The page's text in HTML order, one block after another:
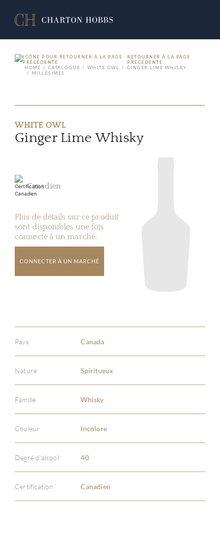
RETOURNER À LA PAGE
PRÉCÉDENTE
HOME
CATALOGUE WHITE OWL
GINGER LIME WHISKY
MILLÉSIMES
WHITE OWL
Ginger Lime Whisky
Canadien
Plus de détails sur ce produit
sont disponibles une fois
connecté à un marché.
CONNECTER À UN MARCHÉ
Pays Canada
Nature Spiritueux
Famille Whisky
Couleur Incolore
Degré d'alcool 40
Certification Canadien